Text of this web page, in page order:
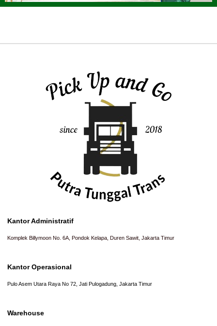
Kantor Administratif
Komplek Billymoon No. 6A, Pondok Kelapa, Duren Sawit, Jakarta Timur
Kantor Operasional
Pulo Asem Utara Raya No 72, Jati Pulogadung, Jakarta Timur
Warehouse